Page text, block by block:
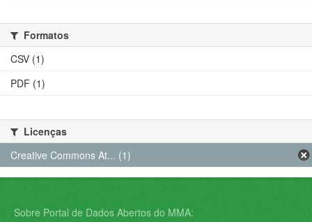
Formatos
CSV (1)
PDF (1)
Licenças
Creative Commons At... (1)
Sobre Portal de Dados Abertos do MMA: